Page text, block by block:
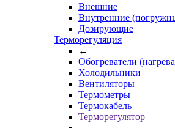
Внешние
Внутренние
Дозирующие
Терморегуляция
←
Обогреватели
Холодильники
Вентиляторы
Термометры
Термокабель
Терморегулятор